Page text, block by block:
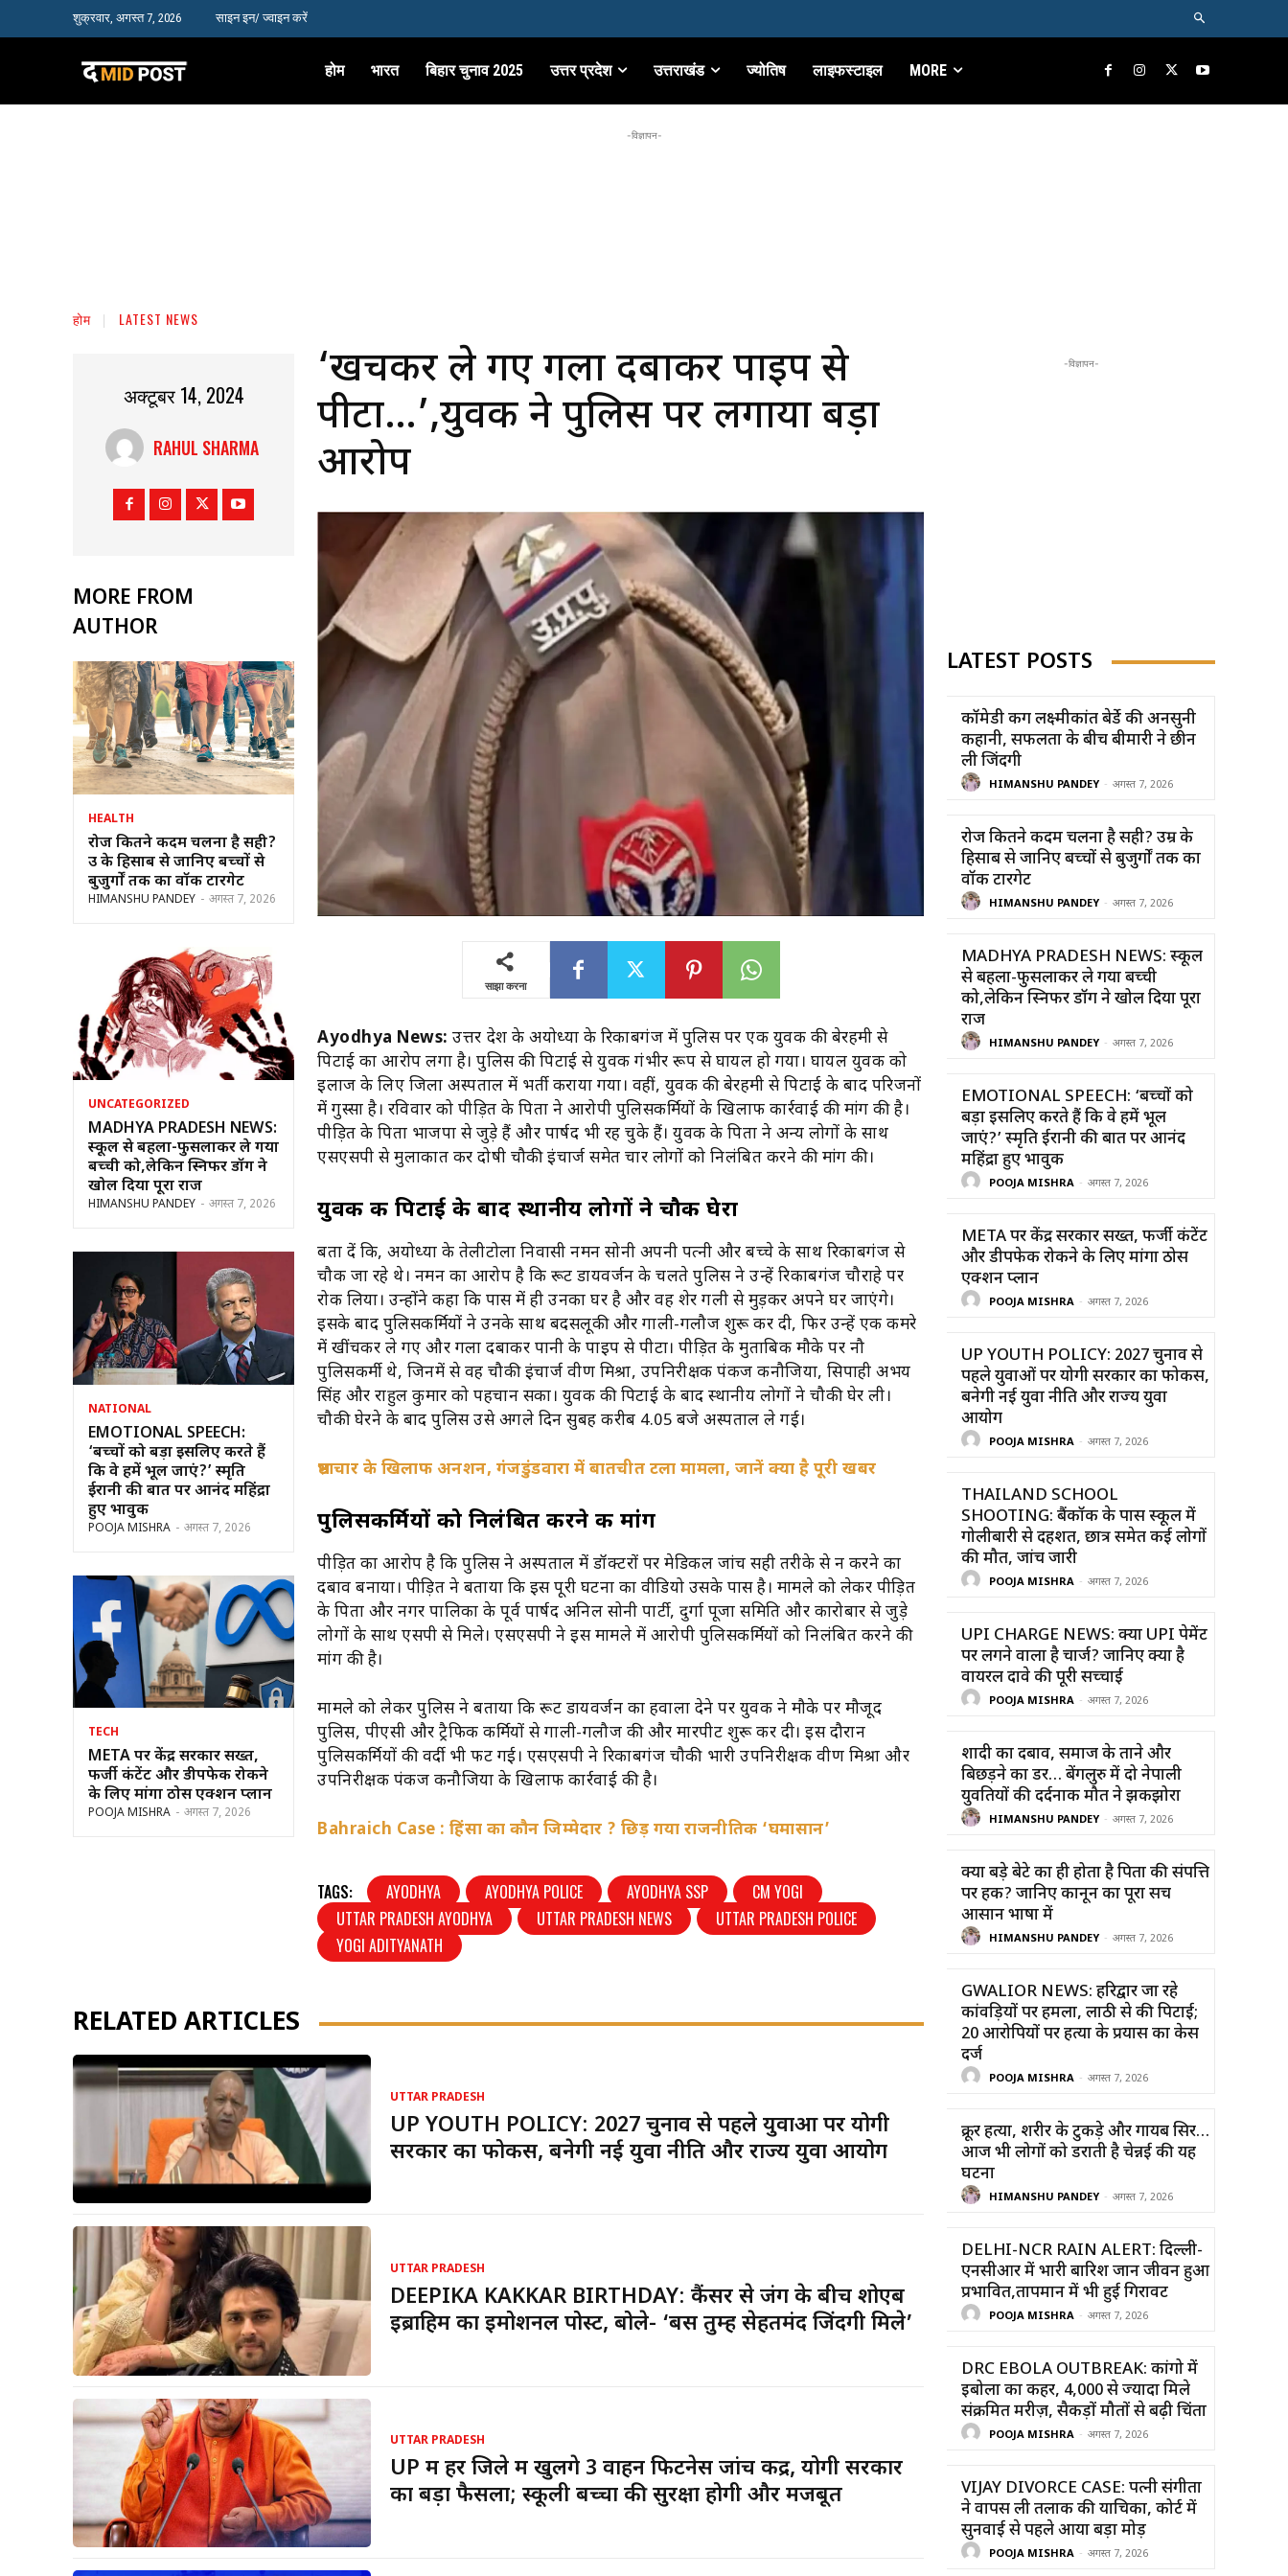
शुक्रवार, अगस्त 7, 2026 साइन इन/ ज्वाइन करें
होम भारत बिहार चुनाव 2025 उत्तर प्रदेश उत्तराखंड ज्योतिष लाइफस्टाइल MORE
-विज्ञापन-
होम LATEST NEWS
अक्टूबर 14, 2024
RAHUL SHARMA
MORE FROM
AUTHOR
HEALTH
रोज कितने कदम चलना है सही?
उम्र के हिसाब से जानिए बच्चों से
बुजुर्गों तक का वॉक टारगेट
HIMANSHU PANDEY - अगस्त 7, 2026
UNCATEGORIZED
MADHYA PRADESH NEWS:
स्कूल से बहला-फुसलाकर ले गया
बच्ची को,लेकिन स्निफर डॉग ने
खोल दिया पूरा राज
HIMANSHU PANDEY - अगस्त 7, 2026
NATIONAL
EMOTIONAL SPEECH:
‘बच्चों को बड़ा इसलिए करते हैं
कि वे हमें भूल जाएं?’ स्मृति
ईरानी की बात पर आनंद महिंद्रा
हुए भावुक
POOJA MISHRA - अगस्त 7, 2026
TECH
META पर केंद्र सरकार सख्त,
फर्जी कंटेंट और डीपफेक रोकने
के लिए मांगा ठोस एक्शन प्लान
POOJA MISHRA - अगस्त 7, 2026
‘खींचकर ले गए गला दबाकर पाइप से
पीटा…’,युवक ने पुलिस पर लगाया बड़ा
आरोप
साझा करना
Ayodhya News: उत्तर प्रदेश के अयोध्या के रिकाबगंज में पुलिस पर एक युवक की बेरहमी से
पिटाई का आरोप लगा है। पुलिस की पिटाई से युवक गंभीर रूप से घायल हो गया। घायल युवक को
इलाज के लिए जिला अस्पताल में भर्ती कराया गया। वहीं, युवक की बेरहमी से पिटाई के बाद परिजनों
में गुस्सा है। रविवार को पीड़ित के पिता ने आरोपी पुलिसकर्मियों के खिलाफ कार्रवाई की मांग की है।
पीड़ित के पिता भाजपा से जुड़े हैं और पार्षद भी रह चुके हैं। युवक के पिता ने अन्य लोगों के साथ
एसएसपी से मुलाकात कर दोषी चौकी इंचार्ज समेत चार लोगों को निलंबित करने की मांग की।
युवक की पिटाई के बाद स्थानीय लोगों ने चौकी घेरा
बता दें कि, अयोध्या के तेलीटोला निवासी नमन सोनी अपनी पत्नी और बच्चे के साथ रिकाबगंज से
चौक जा रहे थे। नमन का आरोप है कि रूट डायवर्जन के चलते पुलिस ने उन्हें रिकाबगंज चौराहे पर
रोक लिया। उन्होंने कहा कि पास में ही उनका घर है और वह शेर गली से मुड़कर अपने घर जाएंगे।
इसके बाद पुलिसकर्मियों ने उनके साथ बदसलूकी और गाली-गलौज शुरू कर दी, फिर उन्हें एक कमरे
में खींचकर ले गए और गला दबाकर पानी के पाइप से पीटा। पीड़ित के मुताबिक मौके पर नौ
पुलिसकर्मी थे, जिनमें से वह चौकी इंचार्ज प्रवीण मिश्रा, उपनिरीक्षक पंकज कनौजिया, सिपाही अभय
सिंह और राहुल कुमार को पहचान सका। युवक की पिटाई के बाद स्थानीय लोगों ने चौकी घेर ली।
चौकी घेरने के बाद पुलिस उसे अगले दिन सुबह करीब 4.05 बजे अस्पताल ले गई।
भ्रष्टाचार के खिलाफ अनशन, गंजडुंडवारा में बातचीत टला मामला, जानें क्या है पूरी खबर
पुलिसकर्मियों को निलंबित करने की मांग
पीड़ित का आरोप है कि पुलिस ने अस्पताल में डॉक्टरों पर मेडिकल जांच सही तरीके से न करने का
दबाव बनाया। पीड़ित ने बताया कि इस पूरी घटना का वीडियो उसके पास है। मामले को लेकर पीड़ित
के पिता और नगर पालिका के पूर्व पार्षद अनिल सोनी पार्टी, दुर्गा पूजा समिति और कारोबार से जुड़े
लोगों के साथ एसपी से मिले। एसएसपी ने इस मामले में आरोपी पुलिसकर्मियों को निलंबित करने की
मांग की है।
मामले को लेकर पुलिस ने बताया कि रूट डायवर्जन का हवाला देने पर युवक ने मौके पर मौजूद
पुलिस, पीएसी और ट्रैफिक कर्मियों से गाली-गलौज की और मारपीट शुरू कर दी। इस दौरान
पुलिसकर्मियों की वर्दी भी फट गई। एसएसपी ने रिकाबगंज चौकी प्रभारी उपनिरीक्षक प्रवीण मिश्रा और
उपनिरीक्षक पंकज कनौजिया के खिलाफ कार्रवाई की है।
Bahraich Case : हिंसा का कौन जिम्मेदार ? छिड़ गया राजनीतिक ‘घमासान’
TAGS: AYODHYA AYODHYA POLICE AYODHYA SSP
CM YOGI
UTTAR PRADESH AYODHYA
UTTAR PRADESH NEWS
UTTAR PRADESH POLICE
YOGI ADITYANATH
RELATED ARTICLES
UTTAR PRADESH
UP YOUTH POLICY: 2027 चुनाव से पहले युवाओं पर योगी
सरकार का फोकस, बनेगी नई युवा नीति और राज्य युवा आयोग
UTTAR PRADESH
DEEPIKA KAKKAR BIRTHDAY: कैंसर से जंग के बीच शोएब
इब्राहिम का इमोशनल पोस्ट, बोले- ‘बस तुम्हें सेहतमंद जिंदगी मिले’
UTTAR PRADESH
UP में हर जिले में खुलेंगे 3 वाहन फिटनेस जांच केंद्र, योगी सरकार
का बड़ा फैसला; स्कूली बच्चों की सुरक्षा होगी और मजबूत
-विज्ञापन-
LATEST POSTS
कॉमेडी किंग लक्ष्मीकांत बेर्डे की अनसुनी
कहानी, सफलता के बीच बीमारी ने छीन
ली जिंदगी
HIMANSHU PANDEY - अगस्त 7, 2026
रोज कितने कदम चलना है सही? उम्र के
हिसाब से जानिए बच्चों से बुजुर्गों तक का
वॉक टारगेट
HIMANSHU PANDEY - अगस्त 7, 2026
MADHYA PRADESH NEWS: स्कूल
से बहला-फुसलाकर ले गया बच्ची
को,लेकिन स्निफर डॉग ने खोल दिया पूरा
राज
HIMANSHU PANDEY - अगस्त 7, 2026
EMOTIONAL SPEECH: ‘बच्चों को
बड़ा इसलिए करते हैं कि वे हमें भूल
जाएं?’ स्मृति ईरानी की बात पर आनंद
महिंद्रा हुए भावुक
POOJA MISHRA - अगस्त 7, 2026
META पर केंद्र सरकार सख्त, फर्जी कंटेंट
और डीपफेक रोकने के लिए मांगा ठोस
एक्शन प्लान
POOJA MISHRA - अगस्त 7, 2026
UP YOUTH POLICY: 2027 चुनाव से
पहले युवाओं पर योगी सरकार का फोकस,
बनेगी नई युवा नीति और राज्य युवा
आयोग
POOJA MISHRA - अगस्त 7, 2026
THAILAND SCHOOL
SHOOTING: बैंकॉक के पास स्कूल में
गोलीबारी से दहशत, छात्र समेत कई लोगों
की मौत, जांच जारी
POOJA MISHRA - अगस्त 7, 2026
UPI CHARGE NEWS: क्या UPI पेमेंट
पर लगने वाला है चार्ज? जानिए क्या है
वायरल दावे की पूरी सच्चाई
POOJA MISHRA - अगस्त 7, 2026
शादी का दबाव, समाज के ताने और
बिछड़ने का डर… बेंगलुरु में दो नेपाली
युवतियों की दर्दनाक मौत ने झकझोरा
HIMANSHU PANDEY - अगस्त 7, 2026
क्या बड़े बेटे का ही होता है पिता की संपत्ति
पर हक? जानिए कानून का पूरा सच
आसान भाषा में
HIMANSHU PANDEY - अगस्त 7, 2026
GWALIOR NEWS: हरिद्वार जा रहे
कांवड़ियों पर हमला, लाठी से की पिटाई;
20 आरोपियों पर हत्या के प्रयास का केस
दर्ज
POOJA MISHRA - अगस्त 7, 2026
क्रूर हत्या, शरीर के टुकड़े और गायब सिर…
आज भी लोगों को डराती है चेन्नई की यह
घटना
HIMANSHU PANDEY - अगस्त 7, 2026
DELHI-NCR RAIN ALERT: दिल्ली-
एनसीआर में भारी बारिश जान जीवन हुआ
प्रभावित,तापमान में भी हुई गिरावट
POOJA MISHRA - अगस्त 7, 2026
DRC EBOLA OUTBREAK: कांगो में
इबोला का कहर, 4,000 से ज्यादा मिले
संक्रमित मरीज़, सैकड़ों मौतों से बढ़ी चिंता
POOJA MISHRA - अगस्त 7, 2026
VIJAY DIVORCE CASE: पत्नी संगीता
ने वापस ली तलाक की याचिका, कोर्ट में
सुनवाई से पहले आया बड़ा मोड़
POOJA MISHRA - अगस्त 7, 2026